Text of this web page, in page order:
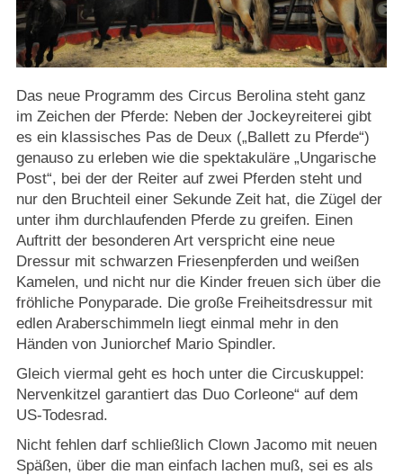
Strasburger Ehrenamtspreis „SBG“
Welcome to Strasburg (Uckermark)
Ласкаво просимо до Штрасбурга (Уккермарк)
مرحبًا بكم في شتراسبورغ (أوكرمارك)
Bine ați venit în Strasburg (Uckermark)
Online-Bewerbungen
Sprache/Language
Das neue Programm des Circus Berolina steht ganz
im Zeichen der Pferde: Neben der Jockeyreiterei gibt
es ein klassisches Pas de Deux („Ballett zu Pferde“)
genauso zu erleben wie die spektakuläre „Ungarische
Post“, bei der der Reiter auf zwei Pferden steht und
nur den Bruchteil einer Sekunde Zeit hat, die Zügel der
unter ihm durchlaufenden Pferde zu greifen. Einen
Auftritt der besonderen Art verspricht eine neue
Dressur mit schwarzen Friesenpferden und weißen
Kamelen, und nicht nur die Kinder freuen sich über die
fröhliche Ponyparade. Die große Freiheitsdressur mit
edlen Araberschimmeln liegt einmal mehr in den
Händen von Juniorchef Mario Spindler.
Gleich viermal geht es hoch unter die Circuskuppel:
Nervenkitzel garantiert das Duo Corleone“ auf dem
US-Todesrad.
Nicht fehlen darf schließlich Clown Jacomo mit neuen
Späßen, über die man einfach lachen muß, sei es als